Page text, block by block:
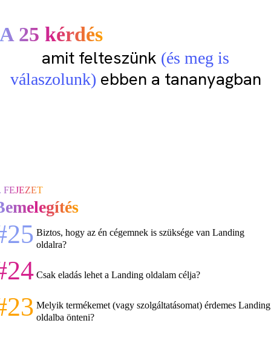
A 25 kérdés
amit felteszünk (és meg is
válaszolunk) ebben a tananyagban
FEJEZET
Biztos, hogy az én cégemnek is szüksége van Landing
oldalra?
Csak eladás lehet a Landing oldalam célja?
Melyik termékemet (vagy szolgáltatásomat) érdemes Landing
oldalba önteni?